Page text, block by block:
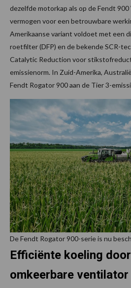
dezelfde motorkap als op de Fendt
vermogen voor een betrouwbare
Amerikaanse variant voldoet met een
roetfilter (DFP) en de bekende SCR-
Catalytic Reduction voor
emissienorm. In Zuid-Amerika,
Fendt Rogator 900 aan de Tier 3-
De Fendt Rogator 900-serie is nu
Efficiënte koeling
omkeerbare ventilator